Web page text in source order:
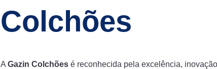
Colchões
A Gazin Colchões é reconhecida pela excelência,